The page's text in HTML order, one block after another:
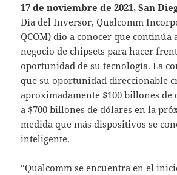
17 de noviembre de 2021, San
Día del Inversor, Qualcomm
QCOM) dio a conocer que continúa
negocio de chipsets para hacer
oportunidad de su tecnología. La
que su oportunidad direccionable
aproximadamente $100 billones de
a $700 billones de dólares en la
medida que más dispositivos se
inteligente.
“Qualcomm se encuentra en el